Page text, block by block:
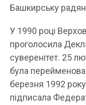
Башкирську
У 1990 році
проголосила
суверенітет. 25
була
березня 1992
підписала